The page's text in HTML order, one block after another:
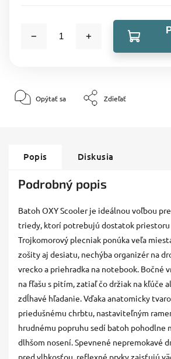
Opýtať sa Zdieľať
Popis Diskusia
Podrobný popis
Batoh OXY Scooler je ideálnou voľbou
triedy, ktorí potrebujú dostatok
Trojkomorový plecniak ponúka veľa
zošity aj desiatu, nechýba organizér na
vrecko a priehradka na notebook. Bočné
na fľašu s pitím, zatiaľ čo držiak na kľúče
zdĺhavé hľadanie. Vďaka anatomicky
priedušnému chrbtu, nastaviteľným
hrudnému popruhu sedí batoh pohodlne
dlhšom nosení. Spevnené nepremokavé
pred vlhkosťou, reflexné prvky zaisťujú